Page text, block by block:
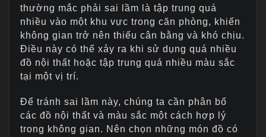
thường mắc phải sai lầm là tập trung quá
nhiều vào một khu vực trong căn phòng, khiến
không gian trở nên thiếu cân bằng và khó chịu.
Điều này có thể xảy ra khi sử dụng quá nhiều
đồ nội thất hoặc tập trung quá nhiều màu sắc
tại một vị trí.
Để tránh sai lầm này, chúng ta cần phân bố
các đồ nội thất và màu sắc một cách hợp lý
trong không gian. Nên chọn những món đồ có